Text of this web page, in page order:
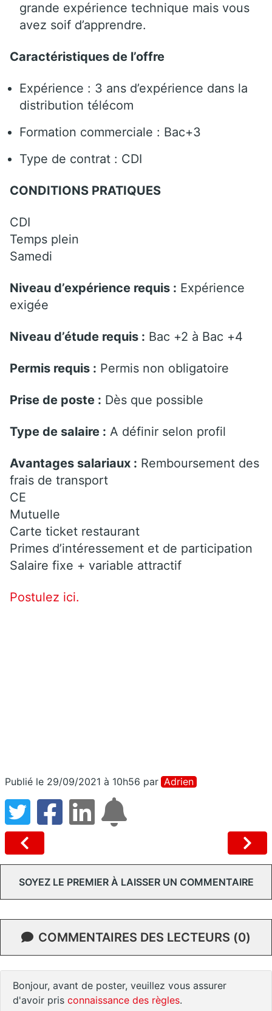
grande expérience technique mais vous
avez soif d’apprendre.
Caractéristiques de l’offre
Expérience : 3 ans d’expérience dans la
distribution télécom
Formation commerciale : Bac+3
Type de contrat : CDI
CONDITIONS PRATIQUES
CDI
Temps plein
Samedi
Niveau d’expérience requis : Expérience
exigée
Niveau d’étude requis : Bac +2 à Bac +4
Permis requis : Permis non obligatoire
Prise de poste : Dès que possible
Type de salaire : A définir selon profil
Avantages salariaux : Remboursement des
frais de transport
CE
Mutuelle
Carte ticket restaurant
Primes d’intéressement et de participation
Salaire fixe + variable attractif
Postulez ici.
Publié le 29/09/2021 à 10h56 par Adrien
SOYEZ LE PREMIER À LAISSER UN COMMENTAIRE
COMMENTAIRES DES LECTEURS (0)
Bonjour, avant de poster, veuillez vous assurer
d'avoir pris connaissance des règles.